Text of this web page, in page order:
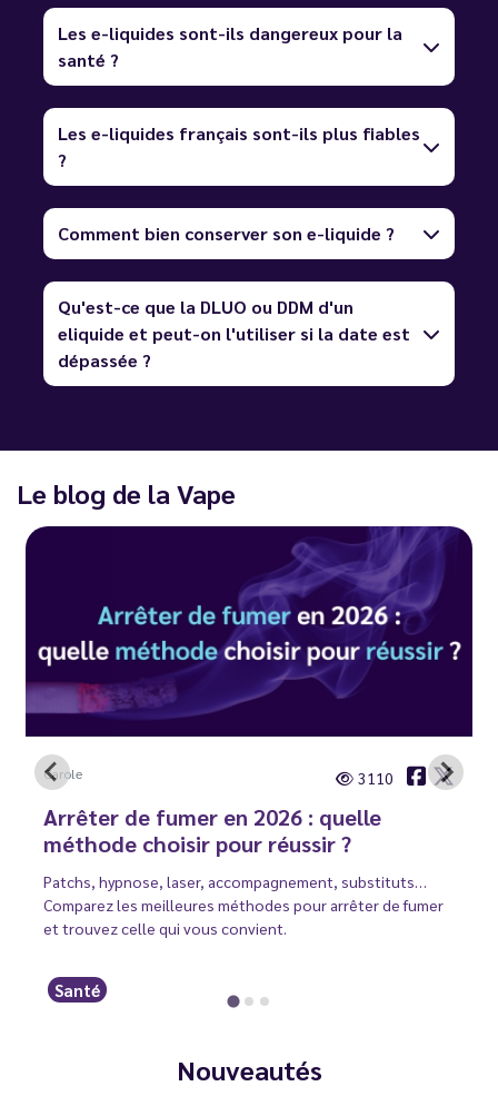
Les e-liquides sont-ils dangereux pour la
santé ?
Les e-liquides français sont-ils plus fiables
?
Comment bien conserver son e-liquide ?
Qu'est-ce que la DLUO ou DDM d'un
eliquide et peut-on l'utiliser si la date est
dépassée ?
Le blog de la Vape
Carole 3110
Arrêter de fumer en 2026 : quelle
méthode choisir pour réussir ?
Patchs, hypnose, laser, accompagnement, substituts…
Comparez les meilleures méthodes pour arrêter de fumer
et trouvez celle qui vous convient.
Santé
Nouveautés